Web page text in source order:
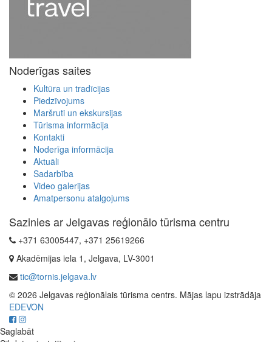
Noderīgas saites
Kultūra un tradīcijas
Piedzīvojums
Maršruti un ekskursijas
Tūrisma informācija
Kontakti
Noderīga informācija
Aktuāli
Sadarbība
Video galerijas
Amatpersonu atalgojums
Sazinies ar Jelgavas reģionālo tūrisma centru
+371 63005447, +371 25619266
Akadēmijas iela 1, Jelgava, LV-3001
tic@tornis.jelgava.lv
© 2026 Jelgavas reģionālais tūrisma centrs. Mājas lapu izstrādāja
EDEVON
Saglabāt